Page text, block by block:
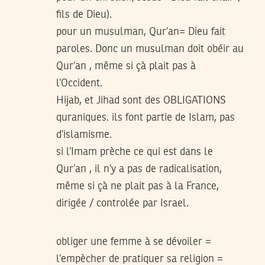
fils de Dieu).
pour un musulman, Qur’an= Dieu fait
paroles. Donc un musulman doit obéir au
Qur’an , même si çà plait pas à
l’Occident.
Hijab, et Jihad sont des OBLIGATIONS
quraniques. ils font partie de Islam, pas
d’islamisme.
si l’Imam prèche ce qui est dans le
Qur’an , il n’y a pas de radicalisation,
même si çà ne plait pas à la France,
dirigée / controlée par Israel.
obliger une femme à se dévoiler =
l’empècher de pratiquer sa religion =